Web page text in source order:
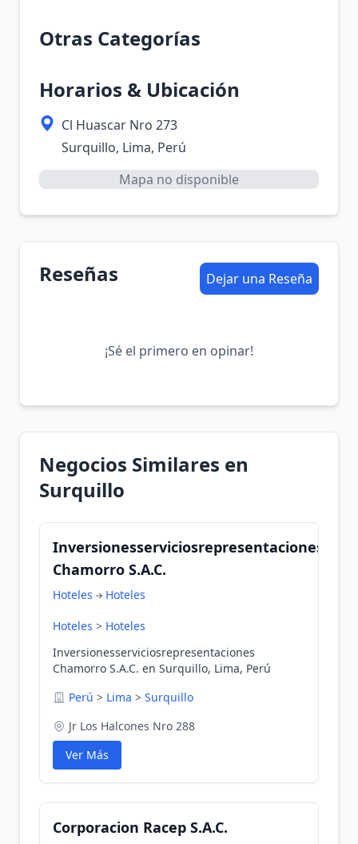
Otras Categorías
Horarios & Ubicación
Cl Huascar Nro 273
Surquillo, Lima, Perú
Mapa no disponible
Reseñas Dejar una Reseña
¡Sé el primero en opinar!
Negocios Similares en
Surquillo
Inversionesserviciosrepresentaciones
Chamorro S.A.C.
Hoteles Hoteles
Hoteles > Hoteles
Inversionesserviciosrepresentaciones
Chamorro S.A.C. en Surquillo, Lima, Perú
Perú > Lima > Surquillo
Jr Los Halcones Nro 288
Ver Más
Corporacion Racep S.A.C.